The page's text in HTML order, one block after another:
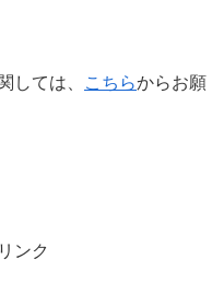
しては、 こちらからお願
ンク